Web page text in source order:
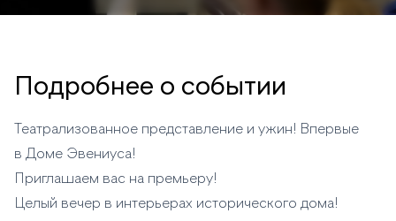
Подробнее о событии
Театрализованное представление и ужин! Впервые
в Доме Эвениуса!
Приглашаем вас на премьеру!
Целый вечер в интерьерах исторического дома!